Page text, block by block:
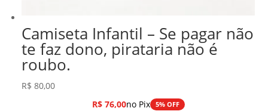
Camiseta Infantil – Se pagar não
te faz dono, pirataria não é
roubo.
R$ 80,00
R$76,00no Pix 5% OFF